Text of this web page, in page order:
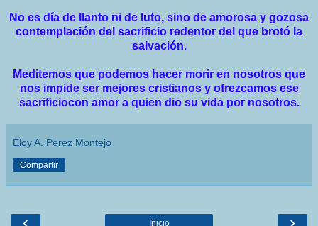
No es día de llanto ni de luto, sino de amorosa y gozosa
contemplación del sacrificio redentor del que brotó la
salvación.
Meditemos que podemos hacer morir en nosotros que
nos impide ser mejores cristianos y ofrezcamos ese
sacrificiocon amor a quien dio su vida por nosotros.
Eloy A. Perez Montejo
Compartir
‹ ›
Inicio